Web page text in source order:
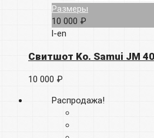
Размеры
10 000 ₽
l-en
Свитшот Ko. Samui JM
10 000 ₽
Распродажа!